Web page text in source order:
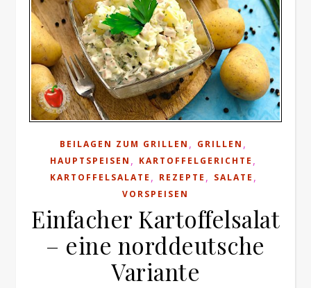
BEILAGEN ZUM GRILLEN , GRILLEN ,
HAUPTSPEISEN , KARTOFFELGERICHTE ,
KARTOFFELSALATE , REZEPTE , SALATE ,
VORSPEISEN
Einfacher Kartoffelsalat
– eine norddeutsche
Variante